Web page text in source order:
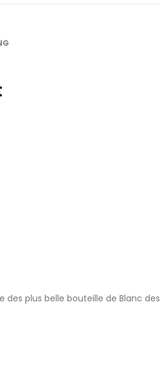
des plus belle bouteille de Blanc des